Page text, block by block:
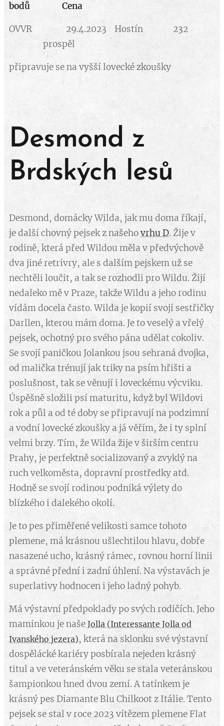
bodů Cena
OVVR 29.4.2023 Hostín 232
prospěl
připravuje se na vyšší lovecké zkoušky
Desmond z
Brdských lesů
Desmond, domácky Wilda, jak mu doma říkají,
je další chovný pejsek z našehovrhu D. Žije v
rodině, která před Wildou měla v předvýchově
dva jiné retrívry, ale s dalším pejskem už se
nechtěli loučit, a tak se rozhodli pro Wildu. Žijí
nedaleko mě v Praze, takže Wildu a jeho rodinu
vídám docela často. Wilda je kopií svojí sestřičky
Darllen, kterou mám doma. Je to veselý a vřelý
pejsek, ochotný pro svého pána udělat cokoliv.
Se svojí paničkou Jolankou jsou sehraná dvojka,
od malička trénují jak triky na psím hřišti a
poslušnost, tak se věnují i loveckému výcviku.
Úspěšně složili psí maturitu, když byl Wildovi
rok a půl a od té doby se připravují na podzimní
a vodní lovecké zkoušky a já věřím, že i ty splní
velmi brzy. Tím, že Wilda žije v širším centru
Prahy, je perfektně socializovaný a zvyklý na
ruch velkoměsta, dopravní prostředky atd.
Hodně se svojí rodinou podniká výlety do
blízkého i dalekého okolí.
Je to pes přiměřené velikosti samce tohoto
plemene, má krásnou ušlechtilou hlavu, dobře
nasazené ucho, krásný rámec, rovnou horní linii
a správné přední i zadní úhlení. Na výstavách je
superlativy hodnocen i jeho ladný pohyb.
Má výstavní předpoklady po svých rodičích. Jeho
maminkou je naše Jolla (Interessante Jolla od
Ivanského jezera), která na sklonku své výstavní
dospělácké kariéry posbírala nejeden krásný
titul a ve veteránském věku se stala veteránskou
šampionkou hned dvou zemí. A tatínkem je
krásný pes Diamante Blu Chilkoot z Itálie. Tento
pejsek se stal v roce 2023 vítězem plemene Flat